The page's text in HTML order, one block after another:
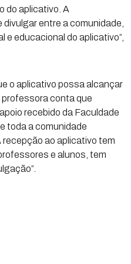
do aplicativo. A
entre a comunidade,
e educacional do aplicativo”,
o aplicativo possa alcançar
professora conta que
recebido da Faculdade
toda a comunidade
ao aplicativo tem
e alunos, tem